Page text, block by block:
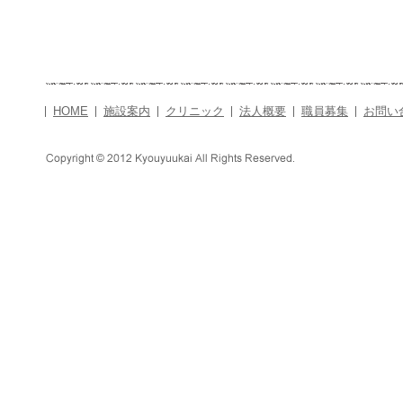
HOME 施設案内 クリニック 法人概要 職員募集 お問い